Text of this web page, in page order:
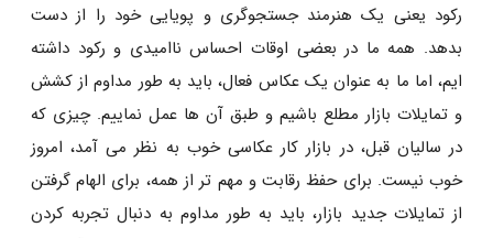
رکود یعنی یک هنرمند جستجوگری و پویایی خود را از دست
بدهد. همه ما در بعضی اوقات احساس ناامیدی و رکود داشته
ایم، اما ما به عنوان یک عکاس فعال، باید به طور مداوم از کشش
و تمایلات بازار مطلع باشیم و طبق آن ها عمل نماییم. چیزی که
در سالیان قبل، در بازار کار عکاسی خوب به نظر می آمد، امروز
خوب نیست. برای حفظ رقابت و مهم تر از همه، برای الهام گرفتن
از تمایلات جدید بازار، باید به طور مداوم به دنبال تجربه کردن